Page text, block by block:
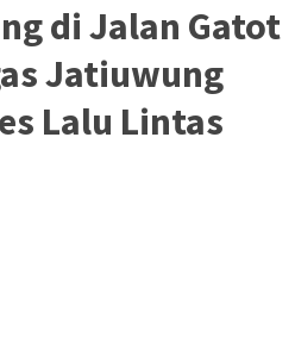
di Jalan Gatot
Jatiuwung
Lalu Lintas